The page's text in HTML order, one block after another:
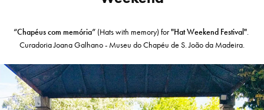
“Chapéus com memória” (Hats with memory) for"Hat Weekend Festival".
Curadoria Joana Galhano - Museu do Chapéu de S. João da Madeira.